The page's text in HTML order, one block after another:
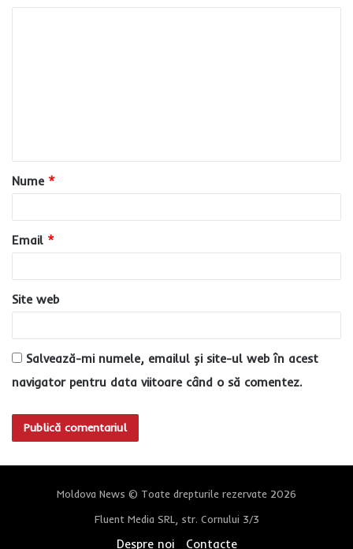
a
r
u
*
Nume *
Email *
Site web
Salvează-mi numele, emailul și site-ul web în acest
navigator pentru data viitoare când o să comentez.
Moldova News © Toate drepturile rezervate 2026
Fluent Media SRL, str. Cornului 3/3
Despre noi Contacte